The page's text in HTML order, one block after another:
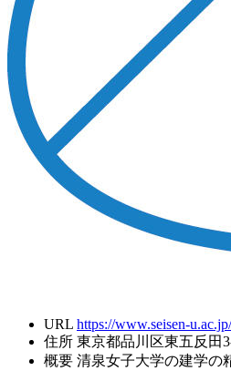
URL https://www.seisen-u.ac.jp/
住所 東京都品川区東五反田
概要 清泉女子大学の建学の